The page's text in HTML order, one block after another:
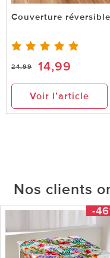
Couverture réversible
24,99 14,99
Voir l’article
Nos clients
-